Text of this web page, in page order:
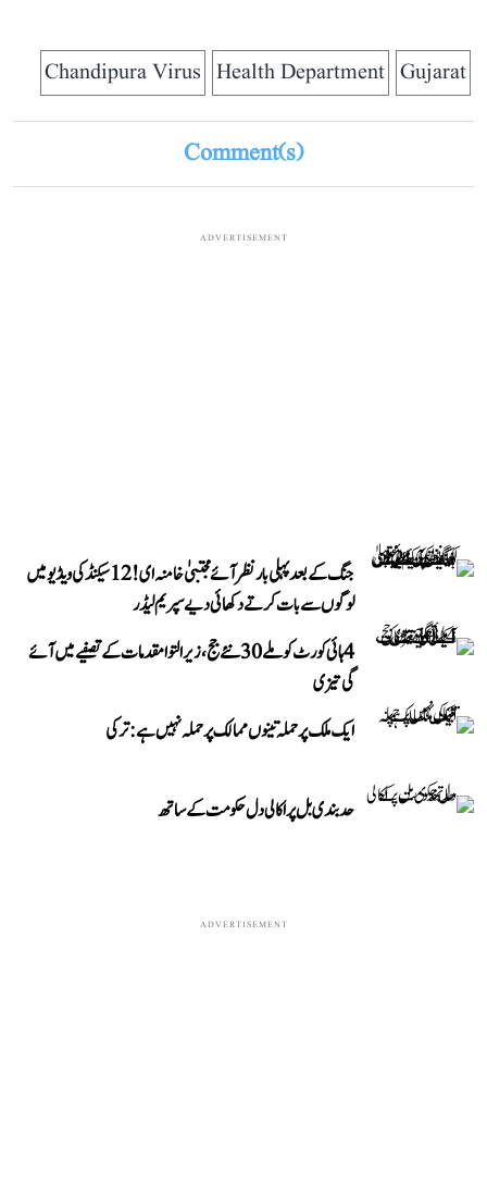
Gujarat
Health Department
Chandipura Virus
Comment(s)
ADVERTISEMENT
جنگ کے بعد پہلی بار نظر آئے مجتبیٰ خامنہ ای! 12 سیکنڈ کی ویڈیو میں
لوگوں سے بات کرتے دکھائی دیے سپریم لیڈر
4 ہائی کورٹ کو ملے 30 نئے جج، زیر التوا مقدمات کے تصفیے میں آئے
گی تیزی
ایک ملک پر حملہ تینوں ممالک پر حملہ نہیں ہے: ترکی
حد بندی بل پر اکالی دل حکومت کے ساتھ
ADVERTISEMENT